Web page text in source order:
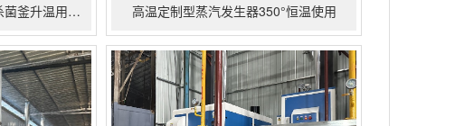
0.5吨燃气蒸汽发生器配套杀菌釜升温用于食品加工 高温定制型蒸汽发生器350°恒温使用